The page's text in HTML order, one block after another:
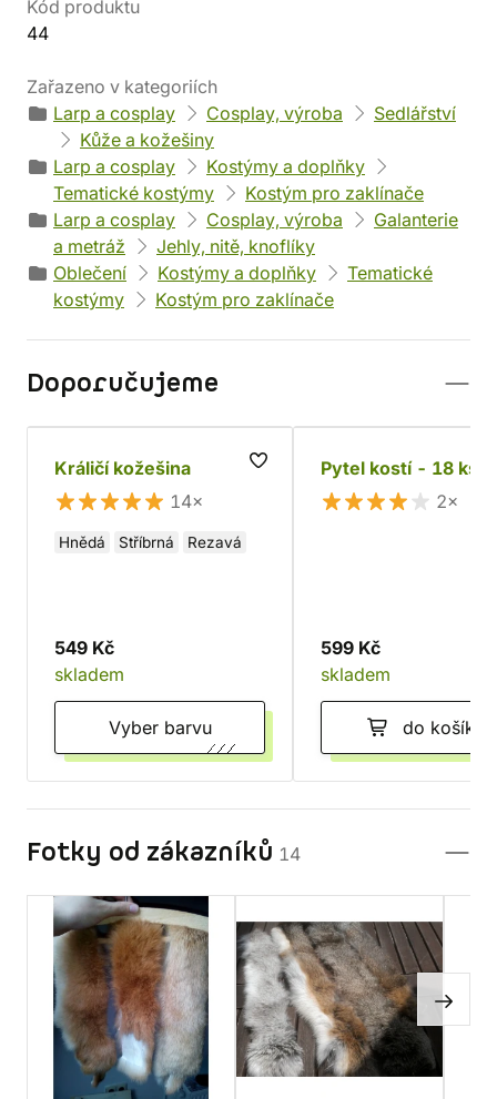
Kód produktu
44
Zařazeno v kategoriích
Larp a cosplay
Cosplay, výroba
Sedlářství
Kůže a kožešiny
Larp a cosplay
Kostýmy a doplňky
Tematické kostýmy
Kostým pro zaklínače
Larp a cosplay
Cosplay, výroba
Galanterie
a metráž
Jehly, nitě, knoflíky
Oblečení
Kostýmy a doplňky
Tematické
kostýmy
Kostým pro zaklínače
Doporučujeme
Králičí kožešina
14×
Hnědá Stříbrná Rezavá
549 Kč
skladem
Vyber barvu
Pytel kostí - 18 ks
2×
599 Kč
skladem
do košíku
Fotky od zákazníků 14